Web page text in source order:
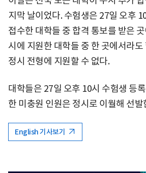
지막 날이었다. 수험생은 27일 오후
접수한 대학들 중 합격 통보를 받은
시에 지원한 대학들 중 한 곳에서라
정시 전형에 지원할 수 없다.
대학들은 27일 오후 10시 수험생 등
한 미충원 인원은 정시로 이월해 선발
English 기사보기